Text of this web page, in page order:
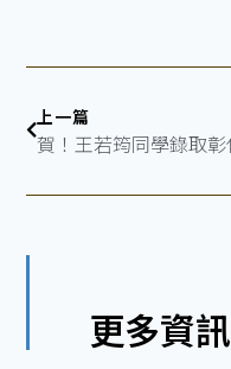
上一篇
更多資訊